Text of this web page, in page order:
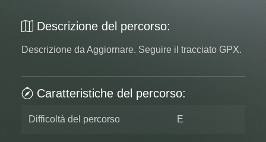
Descrizione del percorso:
Descrizione da Aggiornare. Seguire il tracciato GPX.
Caratteristiche del percorso:
Difficoltà del percorso E